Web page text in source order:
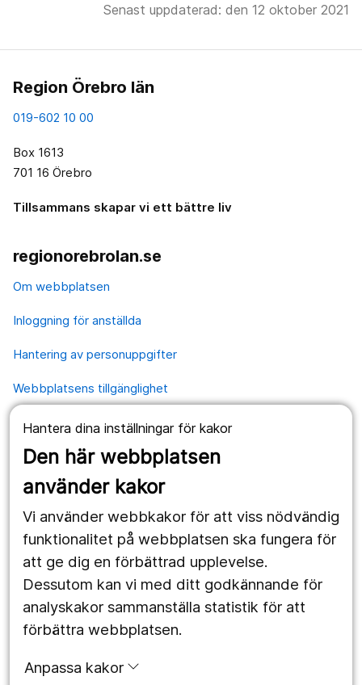
Hantera dina inställningar för kakor
Den här webbplatsen
använder kakor
Vi använder webbkakor för att viss nödvändig
funktionalitet på webbplatsen ska fungera för
att ge dig en förbättrad upplevelse.
Dessutom kan vi med ditt godkännande för
analyskakor sammanställa statistik för att
förbättra webbplatsen.
Anpassa kakor
Senast uppdaterad: den 12 oktober 2021
Region Örebro län
019-602 10 00
Box 1613
701 16 Örebro
Tillsammans skapar vi ett bättre liv
regionorebrolan.se
Om webbplatsen
Inloggning för anställda
Hantering av personuppgifter
Webbplatsens tillgänglighet
Våra webbplatser
1177.se
Region Örebro län
Följ oss
Facebook